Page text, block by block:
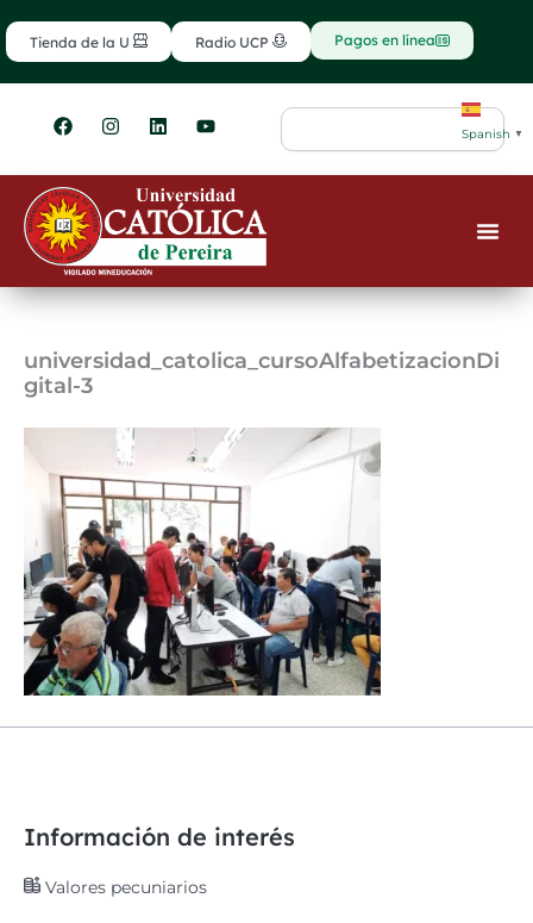
al
contenido
Tienda de la U Radio UCP Pagos en línea
F
a
e
b
o
o
k
I
n
t
g
r
m
L
i
k
e
d
i
n
Y
o
t
u
b
e
Search
Spanish ▼
universidad_catolica_cursoAlfabetizacionDi
gital-3
Información de interés
Valores pecuniarios